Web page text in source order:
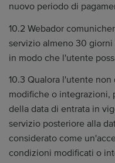
nuovo periodo di
10.2 Webador
servizio almeno 30
in modo che l'utente
10.3 Qualora l'utente
modifiche o integrazioni,
della data di entrata in
servizio posteriore alla
considerato come
condizioni modificati o